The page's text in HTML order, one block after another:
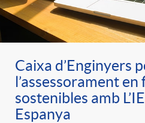
Caixa d’Enginyers
l’assessorament en
sostenibles amb
Espanya